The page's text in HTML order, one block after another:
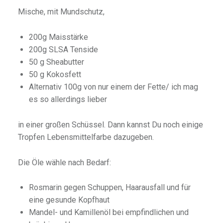
Mische, mit Mundschutz,
200g Maisstärke
200g SLSA Tenside
50 g Sheabutter
50 g Kokosfett
Alternativ 100g von nur einem der Fette/ ich mag
es so allerdings lieber
in einer großen Schüssel. Dann kannst Du noch einige
Tropfen Lebensmittelfarbe dazugeben.
Die Öle wähle nach Bedarf:
Rosmarin gegen Schuppen, Haarausfall und für
eine gesunde Kopfhaut
Mandel- und Kamillenöl bei empfindlichen und